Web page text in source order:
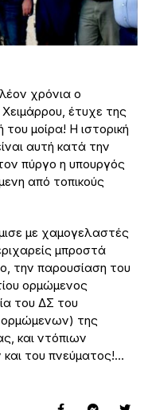
χρόνια ο
έτυχε της
μοίρα! Η ιστορική
αυτή κατά την
πύργο η υπουργός
από τοπικούς
με χαμογελαστές
μπροστά
την παρουσίαση του
ορμώμενος
του ΔΣ του
της
και ντόπιων
του πνεύματος!…